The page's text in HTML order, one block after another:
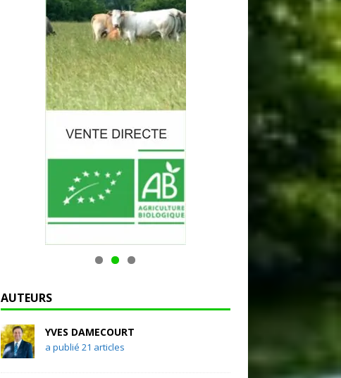
AUTEURS
YVES DAMECOURT
a publié 21 articles